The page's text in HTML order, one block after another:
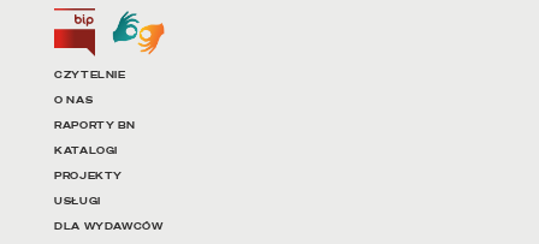
Biuletyn Informacji Publicznej
Tłumacz języka migowego
Linki do najważniejszych
CZYTELNIE
O NAS
RAPORTY BN
KATALOGI
PROJEKTY
USŁUGI
DLA WYDAWCÓW